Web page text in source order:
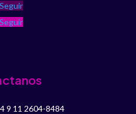
Seguir
Seguir
9 11 2604-8484